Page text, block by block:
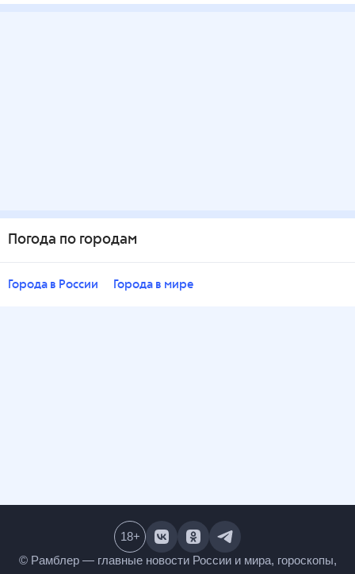
Погода по городам
Города в России Города в мире
© Рамблер — главные новости России и мира,
18+